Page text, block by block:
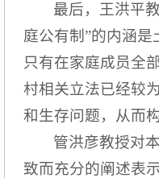
最后，王洪平
庭公有制”的内涵是
只有在家庭成员全
村相关立法已经较
和生存问题，从而
管洪彦教授对
致而充分的阐述表